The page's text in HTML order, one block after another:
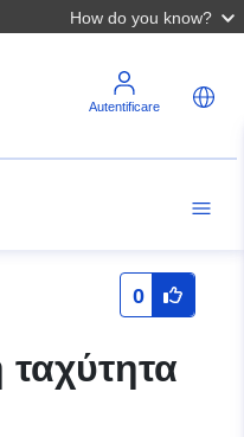
How do you know?
Autentificare
0